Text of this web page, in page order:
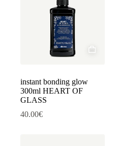
instant bonding glow
300ml HEART OF
GLASS
40.00€